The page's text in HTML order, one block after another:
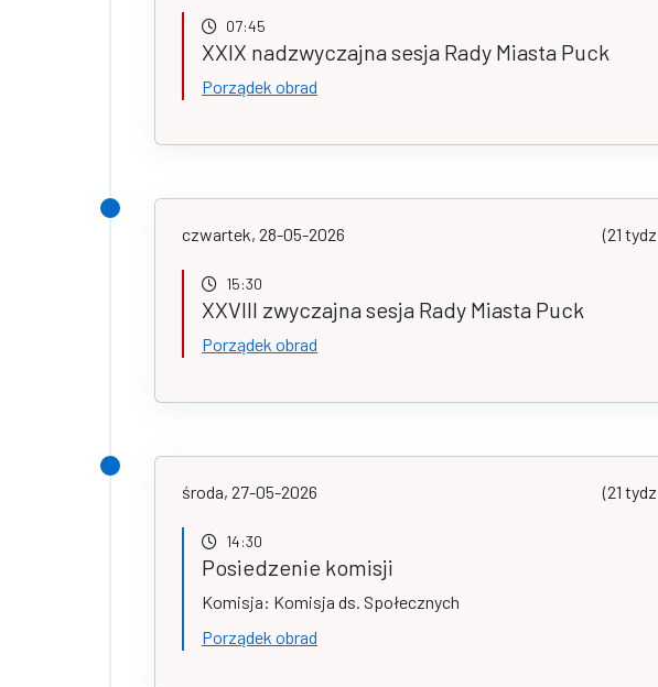
07:45
XXIX nadzwyczajna sesja Rady Miasta Puck
Porządek obrad
czwartek, 28-05-2026 (21
15:30
XXVIII zwyczajna sesja Rady Miasta Puck
Porządek obrad
środa, 27-05-2026 (21
14:30
Posiedzenie komisji
Komisja: Komisja ds. Społecznych
Porządek obrad